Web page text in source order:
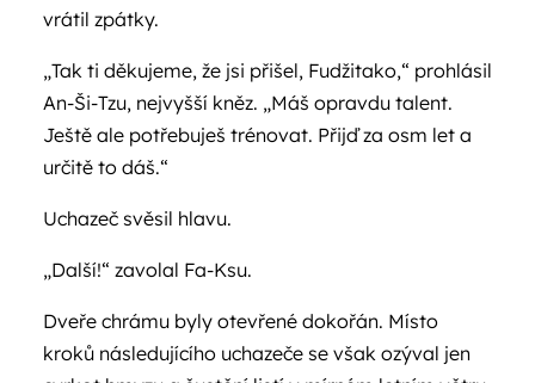
vrátil zpátky.
„Tak ti děkujeme, že jsi přišel, Fudžitako,“ prohlásil
An-Ši-Tzu, nejvyšší kněz. „Máš opravdu talent.
Ještě ale potřebuješ trénovat. Přijď za osm let a
určitě to dáš.“
Uchazeč svěsil hlavu.
„Další!“ zavolal Fa-Ksu.
Dveře chrámu byly otevřené dokořán. Místo
kroků následujícího uchazeče se však ozýval jen